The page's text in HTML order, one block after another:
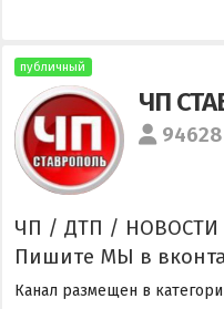
публичный
ЧП
ЧП / ДТП / НОВОСТИ
Пишите МЫ в
Канал размещен в